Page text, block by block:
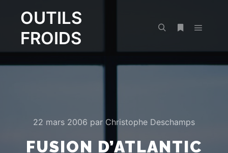
OUTILS
FROIDS
22 mars 2006 par Christophe Deschamps
FUSION D’ATLANTIC